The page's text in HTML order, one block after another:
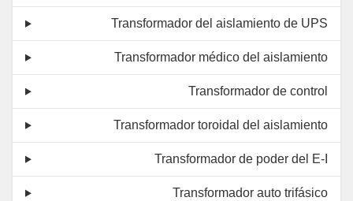
Transformador del aislamiento de UPS
Transformador médico del aislamiento
Transformador de control
Transformador toroidal del aislamiento
Transformador de poder del E-I
Transformador auto trifásico